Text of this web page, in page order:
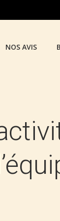
NOS AVIS